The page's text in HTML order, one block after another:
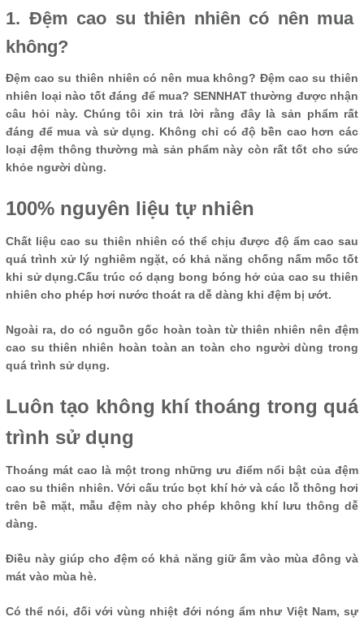
1. Đệm cao su thiên nhiên có nên mua
không?
Đệm cao su thiên nhiên có nên mua không? Đệm cao su thiên
nhiên loại nào tốt đáng để mua? SENNHAT thường được nhận
câu hỏi này. Chúng tôi xin trả lời rằng đây là sản phẩm rất
đáng để mua và sử dụng. Không chỉ có độ bền cao hơn các
loại đệm thông thường mà sản phẩm này còn rất tốt cho sức
khỏe người dùng.
100% nguyên liệu tự nhiên
Chất liệu cao su thiên nhiên có thể chịu được độ ẩm cao sau
quá trình xử lý nghiêm ngặt, có khả năng chống nấm mốc tốt
khi sử dụng.Cấu trúc có dạng bong bóng hở của cao su thiên
nhiên cho phép hơi nước thoát ra dễ dàng khi đệm bị ướt.
Ngoài ra, do có nguồn gốc hoàn toàn từ thiên nhiên nên đệm
cao su thiên nhiên hoàn toàn an toàn cho người dùng trong
quá trình sử dụng.
Luôn tạo không khí thoáng trong quá
trình sử dụng
Thoáng mát cao là một trong những ưu điểm nổi bật của đệm
cao su thiên nhiên. Với cấu trúc bọt khí hở và các lỗ thông hơi
trên bề mặt, mẫu đệm này cho phép không khí lưu thông dễ
dàng.
Điều này giúp cho đệm có khả năng giữ ấm vào mùa đông và
mát vào mùa hè.
Có thể nói, đối với vùng nhiệt đới nóng ẩm như Việt Nam, sự